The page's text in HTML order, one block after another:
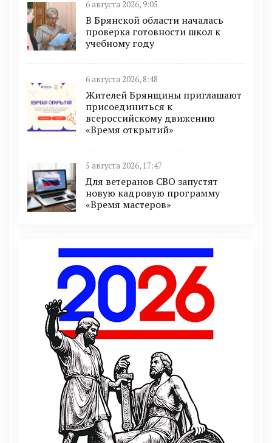
6 августа 2026, 9:05
В Брянской области началась
проверка готовности школ к
учебному году
6 августа 2026, 8:48
Жителей Брянщины приглашают
присоединиться к
всероссийскому движению
«Время открытий»
5 августа 2026, 17:47
Для ветеранов СВО запустят
новую кадровую программу
«Время мастеров»